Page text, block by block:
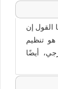
القول إن
هو تنظيم
أيضًا